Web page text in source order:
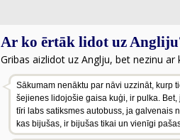
Ar ko ērtāk lidot uz
Gribas aizlidot uz Anglju, bet nezinu
Sākumam nenāktu par nāvi uzzināt, kurp
šejienes lidojošie gaisa kuģi, ir pulka.
tīri labs satiksmes autobuss, ja galvenais
kas bijušas, ir bijušas tikai un vienīgi